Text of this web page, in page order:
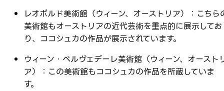
レオポルド美術館（ウィーン、オーストリア）：こちら
美術館もオーストリアの近代芸術を重点的に展示してお
り、ココシュカの作品が展示されています。
ウィーン・ベルヴェデーレ美術館（ウィーン、オースト
ア）：この美術館もココシュカの作品を所蔵していま
す。